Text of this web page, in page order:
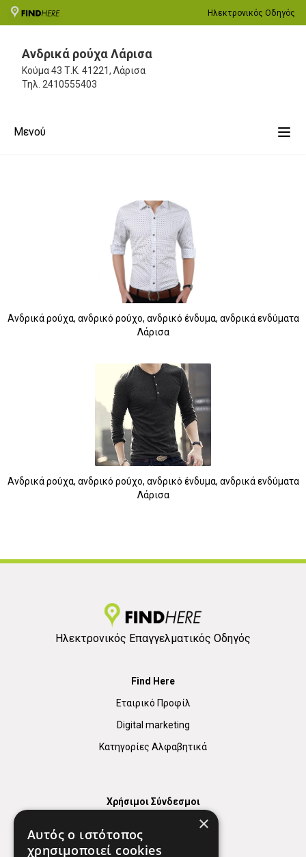
Ηλεκτρονικός Οδηγός
Ανδρικά ρούχα Λάρισα
Κούμα 43 Τ.Κ. 41221, Λάρισα
Τηλ. 2410555403
Μενού
Ανδρικά ρούχα, ανδρικό ρούχο, ανδρικό ένδυμα, ανδρικά ενδύματα
Λάρισα
Ανδρικά ρούχα, ανδρικό ρούχο, ανδρικό ένδυμα, ανδρικά ενδύματα
Λάρισα
Ηλεκτρονικός Επαγγελματικός Οδηγός
Find Here
Εταιρικό Προφίλ
Digital marketing
Κατηγορίες Αλφαβητικά
Χρήσιμοι Σύνδεσμοι
Χρήσιμα Τηλέφωνα
×
Αυτός ο ιστότοπος
χρησιμοποιεί cookies